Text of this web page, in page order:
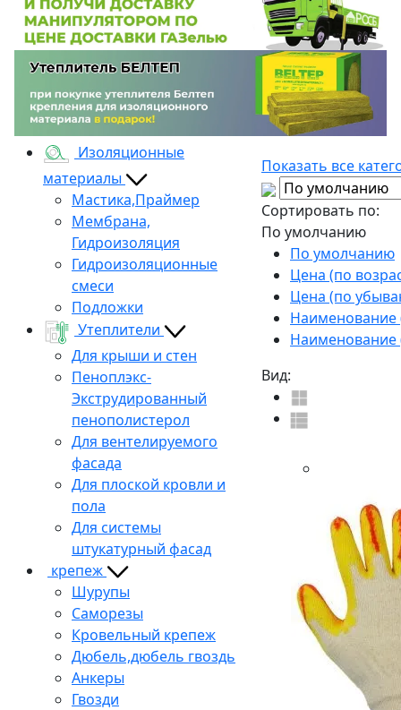
Изоляционные
материалы
Мастика,Праймер
Мембрана,
Гидроизоляция
Гидроизоляционные
смеси
Подложки
Утеплители
Для крыши и стен
Пеноплэкс-
Экструдированный
пенополистерол
Для вентелируемого
фасада
Для плоской кровли и
пола
Для системы
штукатурный фасад
крепеж
Шурупы
Саморезы
Кровельный крепеж
Дюбель,дюбель гвоздь
Анкеры
Гвозди
Показать все
Сортировать по:
По умолчанию
По умолчанию
Цена (по
Цена (по
Наименование
Наименование
Вид: